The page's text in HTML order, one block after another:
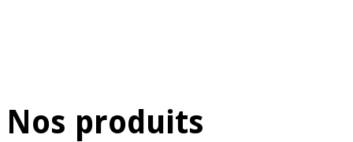
Nos produits